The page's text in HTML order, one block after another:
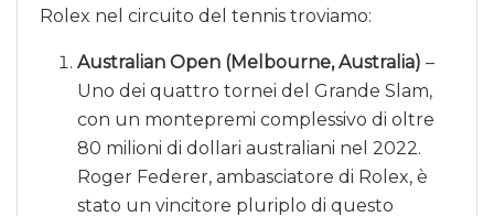
Rolex nel circuito del tennis troviamo:
Australian Open (Melbourne, Australia) –
Uno dei quattro tornei del Grande Slam,
con un montepremi complessivo di oltre
80 milioni di dollari australiani nel 2022.
Roger Federer, ambasciatore di Rolex, è
stato un vincitore pluriplo di questo